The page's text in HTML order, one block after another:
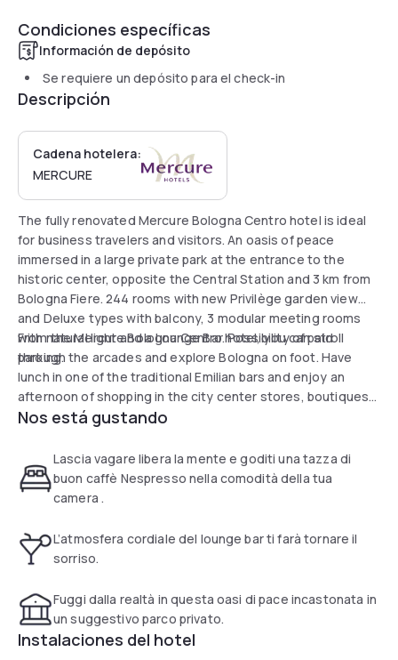
Condiciones específicas
Información de depósito
Se requiere un depósito para el check-in
Descripción
Cadena hotelera:
MERCURE
The fully renovated Mercure Bologna Centro hotel is ideal
for business travelers and visitors. An oasis of peace
immersed in a large private park at the entrance to the
historic center, opposite the Central Station and 3 km from
Bologna Fiere. 244 rooms with new Privilège garden view
and Deluxe types with balcony, 3 modular meeting rooms
with natural light and a Lounge Bar. Possibility of paid
parking.
From the Mercure Bologna Centro hotel, you can stroll
through the arcades and explore Bologna on foot. Have
lunch in one of the traditional Emilian bars and enjoy an
afternoon of shopping in the city center stores, boutiques
and historic markets.
Nos está gustando
Lascia vagare libera la mente e goditi una tazza di
buon caffè Nespresso nella comodità della tua
camera .
L’atmosfera cordiale del lounge bar ti farà tornare il
sorriso.
Fuggi dalla realtà in questa oasi di pace incastonata in
un suggestivo parco privato.
Instalaciones del hotel